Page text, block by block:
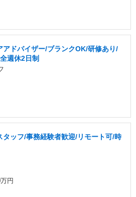
アドバイザー/ブランクOK/研修あり/
週休2日制
タッフ/事務経験者歓迎/リモート可/時
円